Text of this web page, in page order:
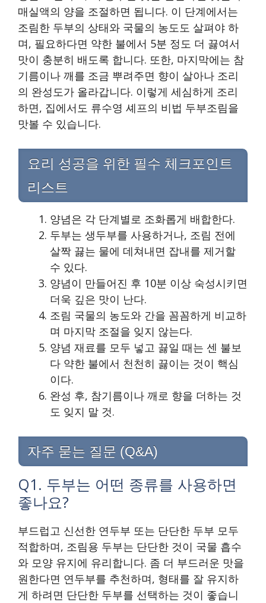
매실액의 양을 조절하면 됩니다. 이 단계에서는
조림한 두부의 상태와 국물의 농도도 살펴야 하
며, 필요하다면 약한 불에서 5분 정도 더 끓여서
맛이 충분히 배도록 합니다. 또한, 마지막에는 참
기름이나 깨를 조금 뿌려주면 향이 살아나 조리
의 완성도가 올라갑니다. 이렇게 세심하게 조리
하면, 집에서도 류수영 셰프의 비법 두부조림을
맛볼 수 있습니다.
요리 성공을 위한 필수 체크포인트
리스트
양념은 각 단계별로 조화롭게 배합한다.
두부는 생두부를 사용하거나, 조림 전에
살짝 끓는 물에 데쳐내면 잡내를 제거할
수 있다.
양념이 만들어진 후 10분 이상 숙성시키면
더욱 깊은 맛이 난다.
조림 국물의 농도와 간을 꼼꼼하게 비교하
며 마지막 조절을 잊지 않는다.
양념 재료를 모두 넣고 끓일 때는 센 불보
다 약한 불에서 천천히 끓이는 것이 핵심
이다.
완성 후, 참기름이나 깨로 향을 더하는 것
도 잊지 말 것.
자주 묻는 질문 (Q&A)
Q1. 두부는 어떤 종류를 사용하면
좋나요?
부드럽고 신선한 연두부 또는 단단한 두부 모두
적합하며, 조림용 두부는 단단한 것이 국물 흡수
와 모양 유지에 유리합니다. 좀 더 부드러운 맛을
원한다면 연두부를 추천하며, 형태를 잘 유지하
게 하려면 단단한 두부를 선택하는 것이 좋습니